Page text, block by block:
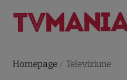
Homepage / Televiziune